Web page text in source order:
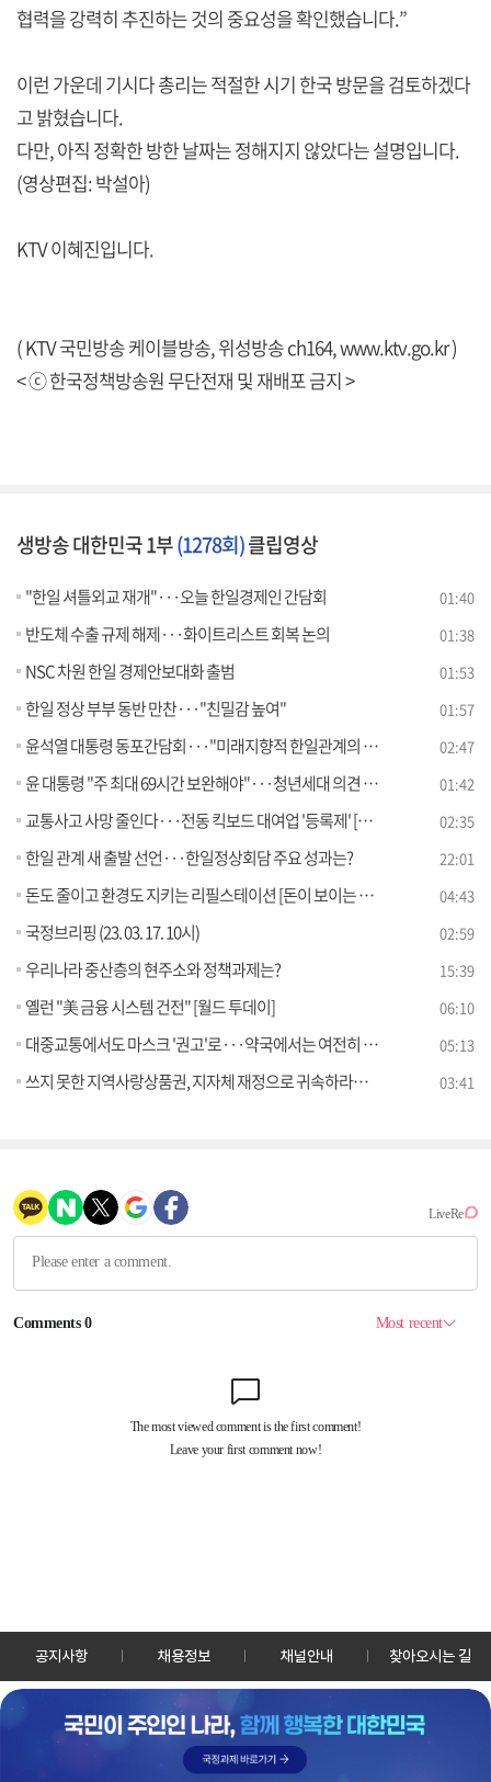
협력을 강력히 추진하는 것의 중요성을 확인했습니다.”
이런 가운데 기시다 총리는 적절한 시기 한국 방문을 검토하겠다
고 밝혔습니다.
다만, 아직 정확한 방한 날짜는 정해지지 않았다는 설명입니다.
(영상편집: 박설아)
KTV 이혜진입니다.
( KTV 국민방송 케이블방송, 위성방송 ch164,www.ktv.go.kr)
< ⓒ 한국정책방송원 무단전재 및 재배포 금지 >
생방송 대한민국 1부(1278회)클립영상
"한일 셔틀외교 재개"···오늘 한일경제인 간담회 01:40
반도체 수출 규제 해제···화이트리스트 회복 논의 01:38
NSC 차원 한일 경제안보대화 출범 01:53
한일 정상 부부 동반 만찬···"친밀감 높여" 01:57
윤석열 대통령 동포간담회···"미래지향적 한일관계의 큰 힘" 02:47
윤 대통령 "주 최대 69시간 보완해야"···청년세대 의견 수렴 01:42
교통사고 사망 줄인다···전동 킥보드 대여업 '등록제' [정책현장+] 02:35
한일 관계 새 출발 선언···한일정상회담 주요 성과는? 22:01
돈도 줄이고 환경도 지키는 리필스테이션 [돈이 보이는 VCR] 04:43
국정브리핑 (23. 03. 17. 10시) 02:59
우리나라 중산층의 현주소와 정책과제는? 15:39
옐런 "美 금융 시스템 건전" [월드 투데이] 06:10
대중교통에서도 마스크 '권고'로···약국에서는 여전히 의무인가요? [정책 바로보기] 05:13
쓰지 못한 지역사랑상품권, 지자체 재정으로 귀속하라는 정부? [정책 바로보기] 03:41
공지사항 채용정보 채널안내 찾아오시는 길
30128 세종특별자치시 정부2청사로 13 한국정책방송원 KTV
TEL: 044-204-8000
Copyrightⓒ KTV 국민방송 All Rights Reserved.